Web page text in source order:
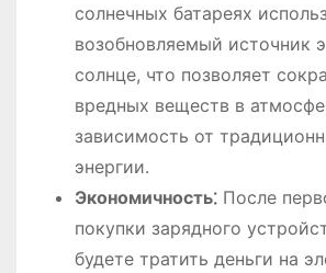
солнечных батареях
возобновляемый источник
солнце, что позволяет
вредных веществ в
зависимость от
энергии.
Экономичность⁚После
покупки зарядного
будете тратить деньги на